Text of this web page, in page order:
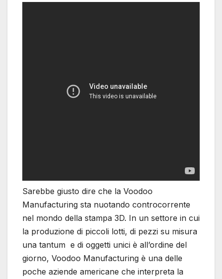
Sarebbe giusto dire che la Voodoo
Manufacturing sta nuotando controcorrente
nel mondo della stampa 3D. In un settore in cui
la produzione di piccoli lotti, di pezzi su misura
una tantum e di oggetti unici è all’ordine del
giorno, Voodoo Manufacturing è una delle
poche aziende americane che interpreta la